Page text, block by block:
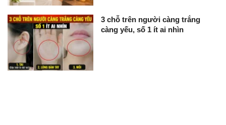
3 chỗ trên người càng trắng
càng yếu, số 1 ít ai nhìn